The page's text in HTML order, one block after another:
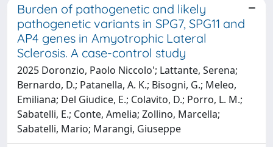
Burden of pathogenetic and likely
pathogenetic variants in SPG7, SPG11 and
AP4 genes in Amyotrophic Lateral
Sclerosis. A case-control study
2025 Doronzio, Paolo Niccolo'; Lattante, Serena;
Bernardo, D.; Patanella, A. K.; Bisogni, G.; Meleo,
Emiliana; Del Giudice, E.; Colavito, D.; Porro, L. M.;
Sabatelli, E.; Conte, Amelia; Zollino, Marcella;
Sabatelli, Mario; Marangi, Giuseppe